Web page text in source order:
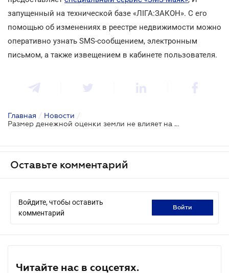
запущенный на технической базе «ЛІГА:ЗАКОН». С его
помощью об изменениях в реестре недвижимости можно
оперативно узнать SMS-сообщением, электронным
письмом, а также извещением в кабинете пользователя.
Главная / Новости /
Размер денежной оценки земли не влияет на арендную плату
Оставьте комментарий
Войдите, чтобы оставить
комментарий
войти
Читайте нас в соцсетях.